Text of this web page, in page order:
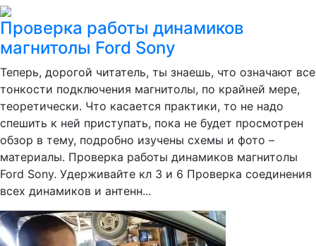
Проверка работы динамиков
магнитолы Ford Sony
Теперь, дорогой читатель, ты знаешь, что означают все
тонкости подключения магнитолы, по крайней мере,
теоретически. Что касается практики, то не надо
спешить к ней приступать, пока не будет просмотрен
обзор в тему, подробно изучены схемы и фото –
материалы. Проверка работы динамиков магнитолы
Ford Sony. Удерживайте кл 3 и 6 Проверка соединения
всех динамиков и антенн...